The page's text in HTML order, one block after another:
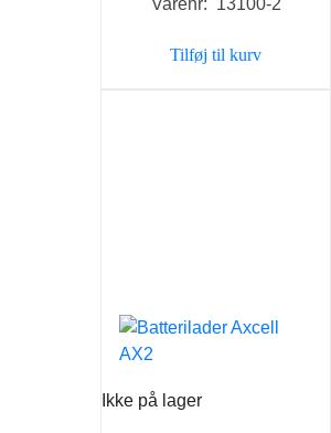
pris
43,90 kr..
pris
Varenr: 13100-2
Tilføj til kurv
Ikke på lager